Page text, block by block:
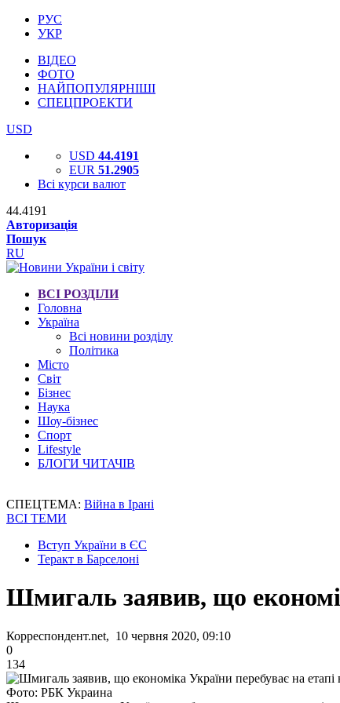
РУС
УКР
ВІДЕО
ФОТО
НАЙПОПУЛЯРНІШІ
СПЕЦПРОЕКТИ
USD
USD 44.4191
EUR 51.2905
Всі курси валют
44.4191
Авторизація
Пошук
RU
ВСІ РОЗДІЛИ
Головна
Україна
Всі новини розділу
Політика
Місто
Світ
Бізнес
Наука
Шоу-бізнес
Спорт
Lifestyle
БЛОГИ ЧИТАЧІВ
СПЕЦТЕМА: Війна в Ірані
ВСІ ТЕМИ
Вступ України в ЄС
Теракт в Барселоні
Шмигаль заявив, що
Корреспондент.net, 10 червня 2020, 09:10
0
134
Фото: РБК Украина